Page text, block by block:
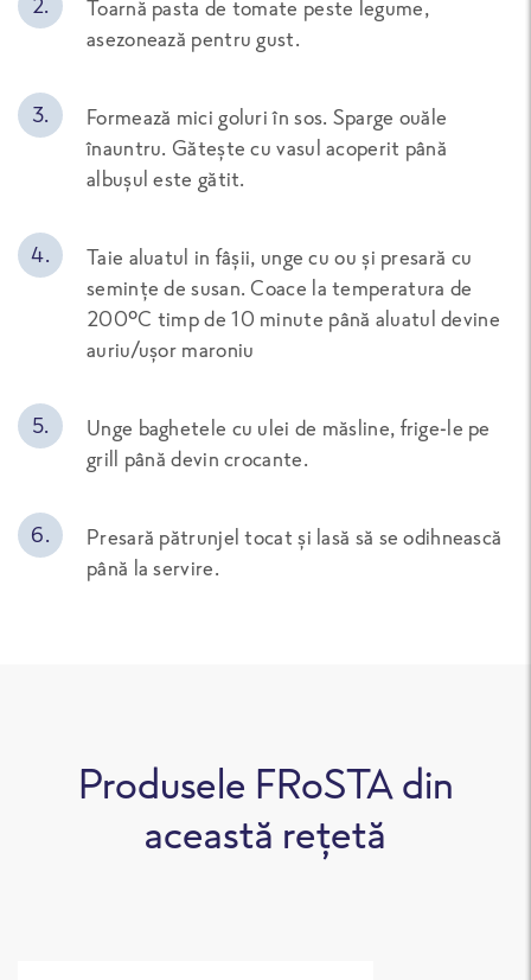
Toarnă pasta de tomate peste legume,
asezonează pentru gust.
Formează mici goluri în sos. Sparge ouăle
înauntru. Gătește cu vasul acoperit până
albușul este gătit.
Taie aluatul in fâșii, unge cu ou și presară cu
semințe de susan. Coace la temperatura de
200°C timp de 10 minute până aluatul devine
auriu/ușor maroniu
Unge baghetele cu ulei de măsline, frige-le pe
grill până devin crocante.
Presară pătrunjel tocat și lasă să se odihnească
până la servire.
Produsele FRoSTA din
această rețetă